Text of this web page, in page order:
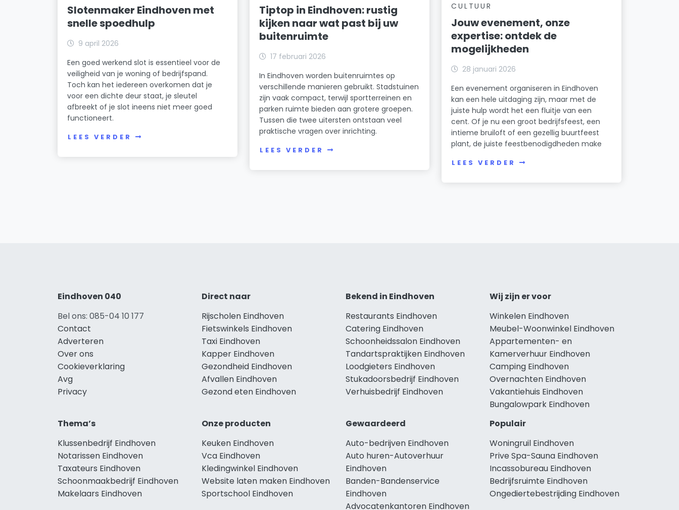
Slotenmaker Eindhoven met
snelle spoedhulp
9 april 2026
Een goed werkend slot is essentieel voor de
veiligheid van je woning of bedrijfspand.
Toch kan het iedereen overkomen dat je
voor een dichte deur staat, je sleutel
afbreekt of je slot ineens niet meer goed
functioneert.
LEES VERDER
Tiptop in Eindhoven: rustig
kijken naar wat past bij uw
buitenruimte
17 februari 2026
In Eindhoven worden buitenruimtes op
verschillende manieren gebruikt. Stadstuinen
zijn vaak compact, terwijl sportterreinen en
parken ruimte bieden aan grotere groepen.
Tussen die twee uitersten ontstaan veel
praktische vragen over inrichting.
LEES VERDER
CULTUUR
Jouw evenement, onze
expertise: ontdek de
mogelijkheden
28 januari 2026
Een evenement organiseren in Eindhoven
kan een hele uitdaging zijn, maar met de
juiste hulp wordt het een fluitje van een
cent. Of je nu een groot bedrijfsfeest, een
intieme bruiloft of een gezellig buurtfeest
plant, de juiste feestbenodigdheden make
LEES VERDER
Eindhoven 040
Bel ons: 085-04 10 177
Contact
Adverteren
Over ons
Cookieverklaring
Avg
Privacy
Direct naar
Rijscholen Eindhoven
Fietswinkels Eindhoven
Taxi Eindhoven
Kapper Eindhoven
Gezondheid Eindhoven
Afvallen Eindhoven
Gezond eten Eindhoven
Bekend in Eindhoven
Restaurants Eindhoven
Catering Eindhoven
Schoonheidssalon Eindhoven
Tandartspraktijken Eindhoven
Loodgieters Eindhoven
Stukadoorsbedrijf Eindhoven
Verhuisbedrijf Eindhoven
Wij zijn er voor
Winkelen Eindhoven
Meubel-Woonwinkel Eindhoven
Appartementen- en
Kamerverhuur Eindhoven
Camping Eindhoven
Overnachten Eindhoven
Vakantiehuis Eindhoven
Bungalowpark Eindhoven
Thema’s
Klussenbedrijf Eindhoven
Notarissen Eindhoven
Taxateurs Eindhoven
Schoonmaakbedrijf Eindhoven
Makelaars Eindhoven
Onze producten
Keuken Eindhoven
Vca Eindhoven
Kledingwinkel Eindhoven
Website laten maken Eindhoven
Sportschool Eindhoven
Gewaardeerd
Auto-bedrijven Eindhoven
Auto huren-Autoverhuur
Eindhoven
Banden-Bandenservice
Eindhoven
Advocatenkantoren Eindhoven
Populair
Woningruil Eindhoven
Prive Spa-Sauna Eindhoven
Incassobureau Eindhoven
Bedrijfsruimte Eindhoven
Ongediertebestrijding Eindhoven